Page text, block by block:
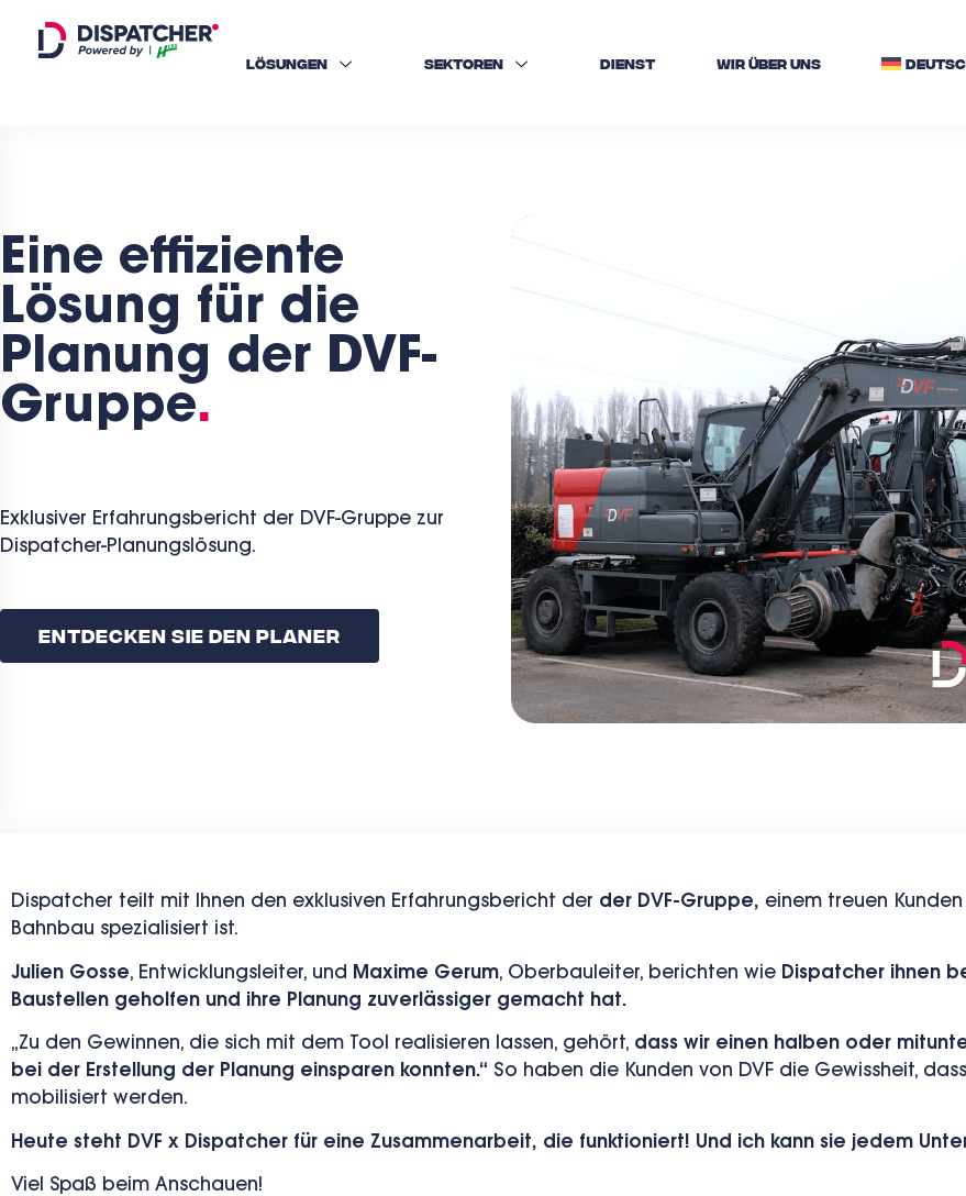
LÖSUNGEN SEKTOREN DIENST WIR ÜBER UNS
Eine effiziente
Lösung für die
Planung der DVF-
Gruppe.
Exklusiver Erfahrungsbericht der DVF-Gruppe zur
Dispatcher-Planungslösung.
Entdecken Sie Den Planer
Dispatcher teilt mit Ihnen den exklusiven Erfahrungsbericht der der DVF-Gruppe, einem treuen
Bahnbau spezialisiert ist.
Julien Gosse, Entwicklungsleiter, und Maxime Gerum, Oberbauleiter, berichten wie Dispatcher ihnen
Baustellen geholfen und ihre Planung zuverlässiger gemacht hat.
„Zu den Gewinnen, die sich mit dem Tool realisieren lassen, gehört, dass wir einen halben oder
bei der Erstellung der Planung einsparen konnten.“ So haben die Kunden von DVF die Gewissheit,
mobilisiert werden.
Heute steht DVF x Dispatcher für eine Zusammenarbeit, die funktioniert! Und ich kann sie jedem
Viel Spaß beim Anschauen!